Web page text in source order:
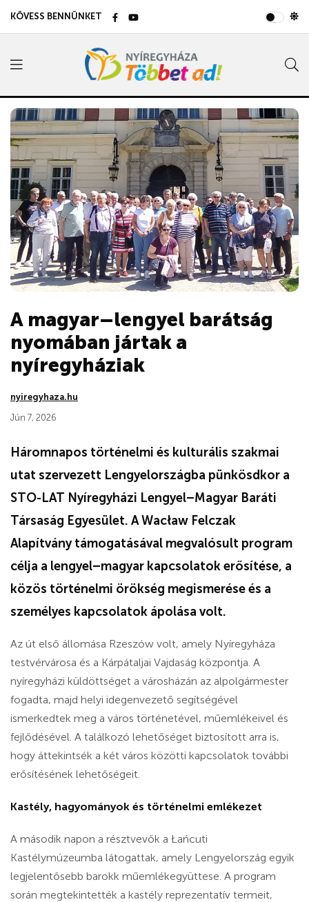
KÖVESS BENNÜNKET
A magyar–lengyel barátság
nyomában jártak a
nyíregyháziak
nyiregyhaza.hu
Jún 7, 2026
Háromnapos történelmi és kulturális szakmai
utat szervezett Lengyelországba pünkösdkor a
STO-LAT Nyíregyházi Lengyel–Magyar Baráti
Társaság Egyesület. A Wacław Felczak
Alapítvány támogatásával megvalósult program
célja a lengyel–magyar kapcsolatok erősítése, a
közös történelmi örökség megismerése és a
személyes kapcsolatok ápolása volt.
Az út első állomása Rzeszów volt, amely Nyíregyháza
testvérvárosa és a Kárpátaljai Vajdaság központja. A
nyíregyházi küldöttséget a városházán az alpolgármester
fogadta, majd helyi idegenvezető segítségével
ismerkedtek meg a város történetével, műemlékeivel és
fejlődésével. A találkozó lehetőséget biztosított arra is,
hogy áttekintsék a két város közötti kapcsolatok további
erősítésének lehetőségeit.
Kastély, hagyományok és történelmi emlékezet
A második napon a résztvevők a Łańcuti
Kastélymúzeumba látogattak, amely Lengyelország egyik
legjelentősebb barokk műemlékegyüttese. A program
során megtekintették a kastély reprezentatív termeit,